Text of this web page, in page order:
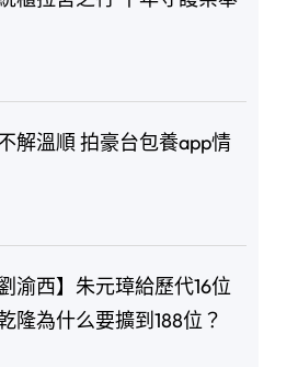
解溫順 拍豪台包養app情
渝西】朱元璋給歷代16位
隆為什么要擴到188位？